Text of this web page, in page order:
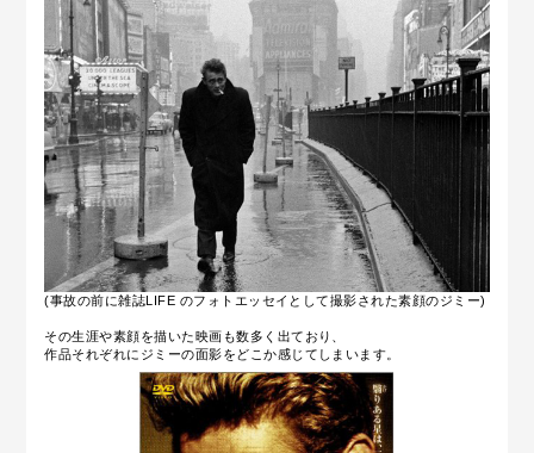
(事故の前に雑誌LIFE のフォトエッセイとして撮影された素顔のジミー)
その生涯や素顔を描いた映画も数多く出ており、
作品それぞれにジミーの面影をどこか感じてしまいます。